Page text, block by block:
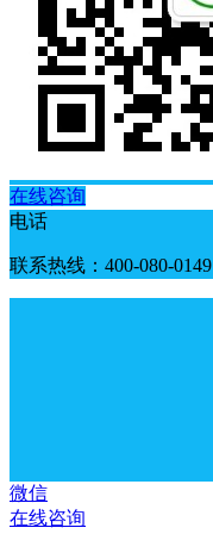
在线咨询
电话
联系热线：400-080-0149
微信
在线咨询